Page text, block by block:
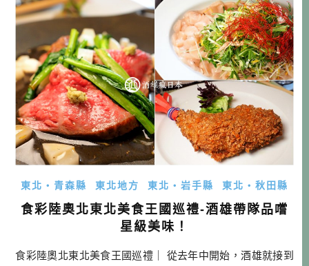
為了不要吃的太有壓力，還是要保留足夠時間才行。 牛舌專
門店 陣中 冠舌屋資訊 名稱： […]…
東北・青森縣 東北地方 東北・岩手縣 東北・秋田縣
食彩陸奧北東北美食王國巡禮-酒雄帶隊品嚐
星級美味！
食彩陸奧北東北美食王國巡禮｜ 從去年中開始，酒雄就接到